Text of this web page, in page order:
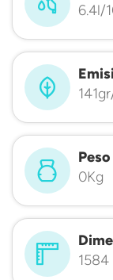
6.4l/
Peso
0Kg
1584